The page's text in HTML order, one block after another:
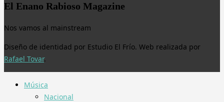
El Enano Rabioso Magazine
Nos vamos al mainstream
Diseño de identidad por Estudio El Frío. Web realizada por
Rafael Tovar.
Música
Nacional